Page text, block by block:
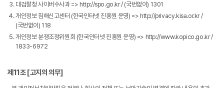
대검찰청 사이버수사과 => http://spo.go.kr / (국번없이) 1301
개인정보 침해신고센터 (한국인터넷 진흥원 운영) => http://privacy.kisa.or.kr /
(국번없이) 118
개인정보 분쟁조정위원회 (한국인터넷 진흥원 운영) => http://www.kopico.go.kr /
1833-6972
제11조 [고지의 의무]